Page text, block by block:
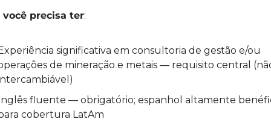
você precisa ter:
significativa em consultoria de gestão e/ou
de mineração e metais — requisito central
fluente — obrigatório; espanhol altamente
cobertura LatAm